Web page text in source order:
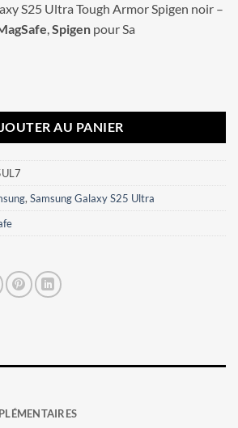
S25 Ultra Tough Armor Spigen noir –
,Spigen pour Sa
AU PANIER
, Samsung Galaxy S25 Ultra